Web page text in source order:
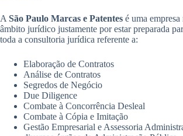
A São Paulo Marcas e Patentes é uma
âmbito jurídico justamente por estar preparada
toda a consultoria jurídica referente a:
Elaboração de Contratos
Análise de Contratos
Segredos de Negócio
Due Diligence
Combate à Concorrência Desleal
Combate à Cópia e Imitação
Gestão Empresarial e Assessoria